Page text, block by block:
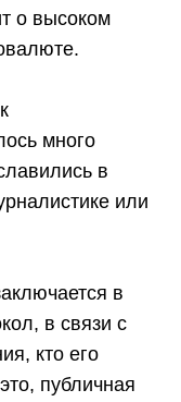
о высоком
много
в
или
в
в связи с
кто его
публичная